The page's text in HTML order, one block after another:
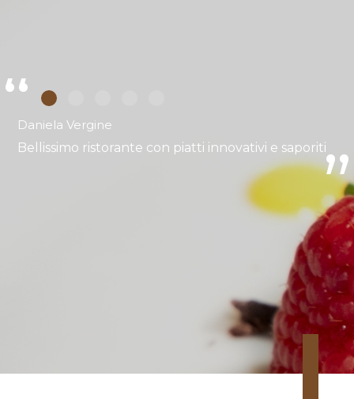
Daniela Vergine
Bellissimo ristorante con piatti innovativi e saporiti